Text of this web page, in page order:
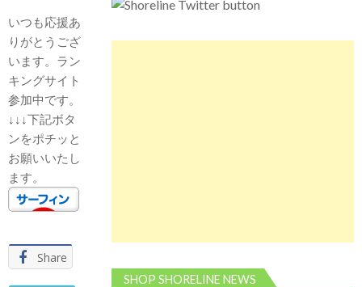
いつも応援あ
りがとうござ
います。ラン
キングサイト
参加中です。
↓↓↓下記ボタ
ンをポチッと
お願いいたし
ます。
Share
SHOP SHORELINE NEWS